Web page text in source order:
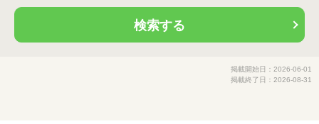
検索する
掲載開始日：2026-06-01
掲載終了日：2026-08-31